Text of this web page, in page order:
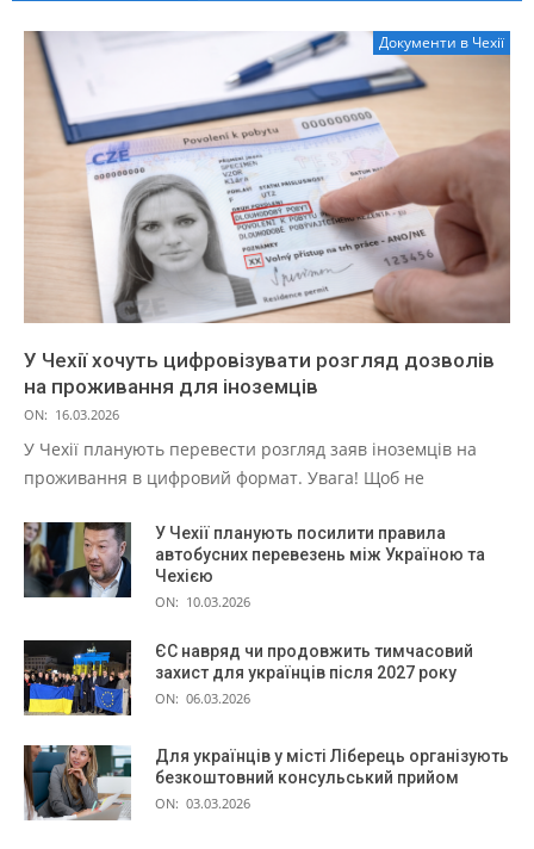
Документи в Чехії
У Чехії хочуть цифровізувати розгляд дозволів
на проживання для іноземців
ON: 16.03.2026
У Чехії планують перевести розгляд заяв іноземців на
проживання в цифровий формат. Увага! Щоб не
У Чехії планують посилити правила
автобусних перевезень між Україною та
Чехією
ON: 10.03.2026
ЄС навряд чи продовжить тимчасовий
захист для українців після 2027 року
ON: 06.03.2026
Для українців у місті Ліберець організують
безкоштовний консульський прийом
ON: 03.03.2026